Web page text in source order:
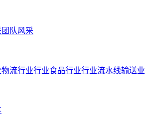
团队风采
物流行业行业食品行业行业流水线输送业